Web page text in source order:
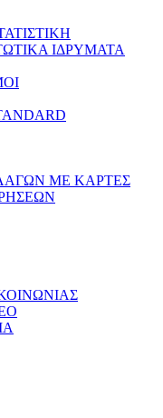
ΙΔΡΥΜΑΤΑ
ΜΕ ΚΑΡΤΕΣ